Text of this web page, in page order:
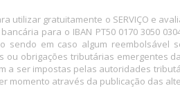
utilizar gratuitamente o SERVIÇO e
para o IBAN PT50 0170 3050
em caso algum reembolsável
obrigações tributárias emergentes
a ser impostas pelas autoridades
momento através da publicação das